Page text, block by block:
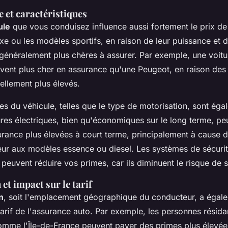
et caractéristiques
que vous conduisez influence aussi fortement le prix
ou les modèles sportifs, en raison de leur puissance et
plus chères à assurer. Par exemple, une
plus cher en assurance qu'une Peugeot, en raison
plus élevés.
du véhicule, telles que le type de motorisation, sont
électriques, bien qu'économiques sur le long terme,
plus élevées à court terme, principalement à cause
aux modèles essence ou diesel. Les systèmes de
réduire vos primes, car ils diminuent le risque de
impact sur le tarif
, soit l'emplacement géographique du conducteur, a
de l'assurance auto. Par exemple, les personnes
l'Île-de-France peuvent payer des primes plus